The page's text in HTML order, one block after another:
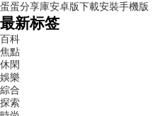
蛋蛋分享庫安卓版下載安裝手機版
最新标签
百科
焦點
休閑
娛樂
綜合
探索